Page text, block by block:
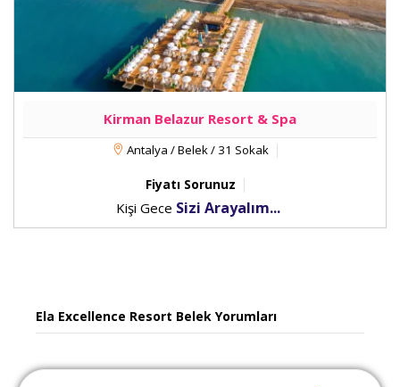
Kirman Belazur Resort & Spa
Antalya / Belek / 31 Sokak
Fiyatı Sorunuz
Kişi Gece Sizi Arayalım...
Ela Excellence Resort Belek Yorumları